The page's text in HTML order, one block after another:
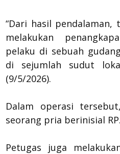
“Dari hasil
melakukan
pelaku di sebuah
di sejumlah sudut
(9/5/2026).
Dalam operasi
seorang pria berinisial RP.
Petugas juga